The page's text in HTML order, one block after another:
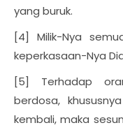
yang buruk.
[4] Milik-Nya
keperkasaan-Nya
[5] Terhadap
berdosa,
kembali, maka